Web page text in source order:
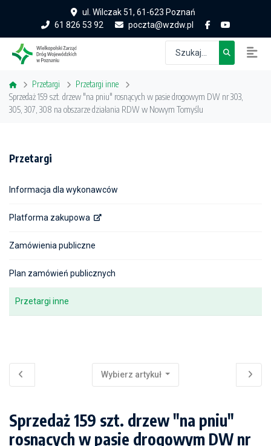
ul. Wilczak 51, 61-623 Poznań
61 826 53 92
poczta@wzdw.pl
Przetargi
Przetargi inne
Sprzedaż 159 szt. drzew "na pniu" rosnących w pasie drogowym DW nr 303,
305, 307, 308 na obszarze działania RDW w Nowym Tomyślu
Przetargi
Informacja dla wykonawców
Platforma zakupowa
Zamówienia publiczne
Plan zamówień publicznych
Przetargi inne
Wybierz artykuł
Sprzedaż 159 szt. drzew "na pniu"
rosnących w pasie drogowym DW nr